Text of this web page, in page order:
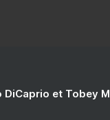
DiCaprio et Tobey